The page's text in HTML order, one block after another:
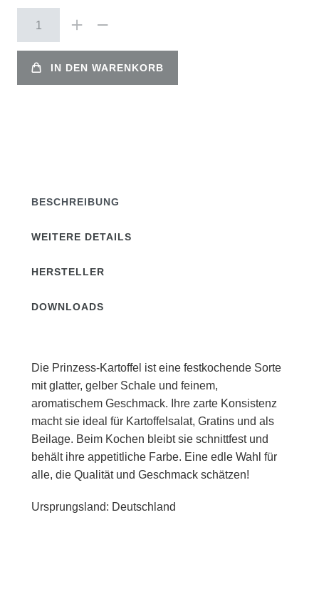
IN DEN WARENKORB
BESCHREIBUNG
WEITERE DETAILS
HERSTELLER
DOWNLOADS
Die Prinzess-Kartoffel ist eine festkochende Sorte
mit glatter, gelber Schale und feinem,
aromatischem Geschmack. Ihre zarte Konsistenz
macht sie ideal für Kartoffelsalat, Gratins und als
Beilage. Beim Kochen bleibt sie schnittfest und
behält ihre appetitliche Farbe. Eine edle Wahl für
alle, die Qualität und Geschmack schätzen!
Ursprungsland: Deutschland